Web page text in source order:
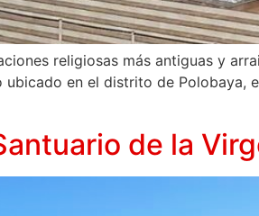
religiosas más antiguas y
en el distrito de Polobaya,
de la